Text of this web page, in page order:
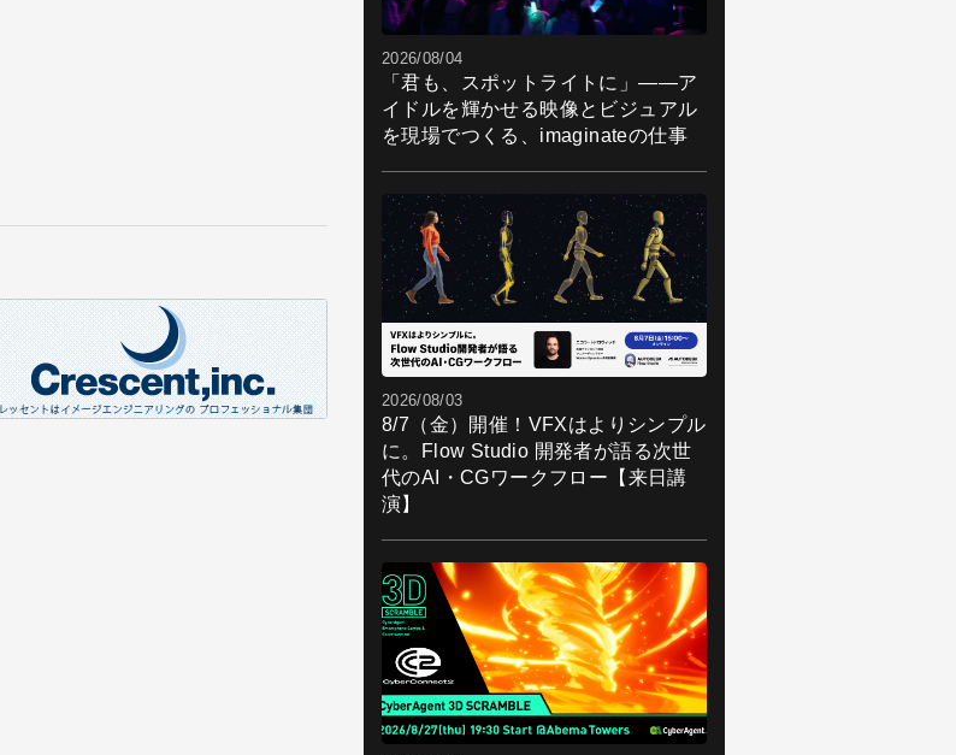
2026/08/04
「君も、スポットライトに」――ア
イドルを輝かせる映像とビジュアル
を現場でつくる、imaginateの仕事
2026/08/03
8/7（金）開催！VFXはよりシンプル
に。Flow Studio 開発者が語る次世
代のAI・CGワークフロー【来日講
演】